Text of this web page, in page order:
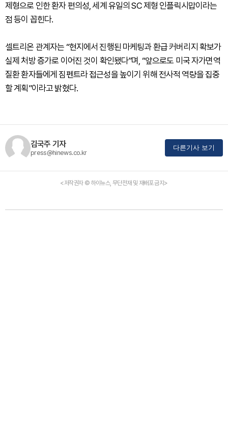
제형으로 인한 환자 편의성, 세계 유일의 SC 제형 인플릭시맙이라는
점 등이 꼽힌다.
셀트리온 관계자는 “현지에서 진행된 마케팅과 환급 커버리지 확보가
실제 처방 증가로 이어진 것이 확인됐다”며, “앞으로도 미국 자가면역
질환 환자들에게 짐펜트라 접근성을 높이기 위해 전사적 역량을 집중
할 계획”이라고 밝혔다.
김국주 기자
press@hinews.co.kr
다른기사 보기
<저작권자 © 하이뉴스, 무단전재 및 재배포 금지>